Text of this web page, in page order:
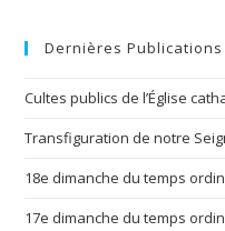
Dernières Publications
Cultes publics de l’Église
Transfiguration de notre
18e dimanche du temps
17e dimanche du temps